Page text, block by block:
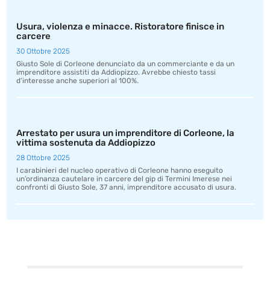
Usura, violenza e minacce. Ristoratore finisce in
carcere
30 Ottobre 2025
Giusto Sole di Corleone denunciato da un commerciante e da un
imprenditore assistiti da Addiopizzo. Avrebbe chiesto tassi
d’interesse anche superiori al 100%.
Arrestato per usura un imprenditore di Corleone, la
vittima sostenuta da Addiopizzo
28 Ottobre 2025
I carabinieri del nucleo operativo di Corleone hanno eseguito
un’ordinanza cautelare in carcere del gip di Termini Imerese nei
confronti di Giusto Sole, 37 anni, imprenditore accusato di usura.